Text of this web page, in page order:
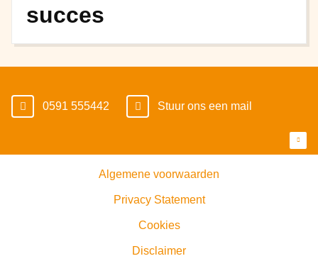
succes
0591 555442 Stuur ons een mail
Algemene voorwaarden
Privacy Statement
Cookies
Disclaimer